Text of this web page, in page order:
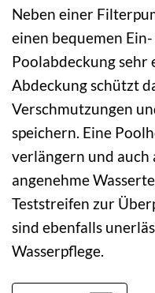
Neben einer
einen bequemen
Poolabdeckung sehr
Abdeckung schützt
Verschmutzungen
speichern. Eine
verlängern und auch
angenehme
Teststreifen zur
sind ebenfalls
Wasserpflege.